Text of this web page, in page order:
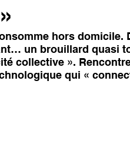
hors domicile.
un brouillard quasi
collective ».
qui «